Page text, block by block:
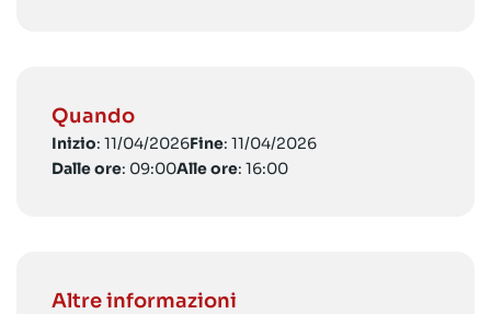
Quando
Inizio: 11/04/2026Fine: 11/04/2026
Dalle ore: 09:00Alle ore: 16:00
Altre informazioni